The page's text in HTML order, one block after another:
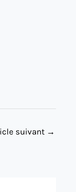
suivant →